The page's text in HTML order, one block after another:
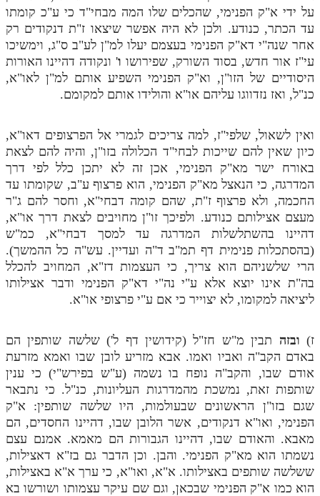
על ידי א"ק הפנימי, שהכלים שלו המה מבחי"ד כי ע"כ קומתו
עד הכתר, כנודע. ולכן לא היה אפשר שיצאו ז"ת דנקודים רק
אחר שנה"י דא"ק הפנימי בעצמם יעלו למ"ן לע"ב ס"ג, וימשיכו
עי"ז אור חדש, בסוד השורק, שפירושו ו' ונקודה דהיינו האורות
היסודיים של הזו"ן, וא"ק הפנימי השפיע אותם למ"ן לאו"א,
כנ"ל, ואז נזדווגו עליהם או"א והולידו אותם למקומם.
ואין לשאול, שלפי"ז, למה צריכים לגמרי אל הפרצופים דאו"א,
כיון שאין להם שייכות לבחי"ד הכלולה בזו"ן, והיה להם לצאת
באורח ישר מא"ק הפנימי, אכן זה לא יתכן כלל לפי דרך
המדרגה, כי הנאצל מא"ק הפנימי, הוא פרצוף ע"ב, שקומתו עד
החכמה, ולא פרצוף ז"ת, שהם קומה דבחי"א, וחסר להם ג"ר
מעצם אצילותם כנודע. ולפיכך זו"ן מחויבים לצאת דרך או"א,
דהיינו בהשתלשלות המדרגה עד למסך דבחי"א, כמ"ש
(בהסתכלות פנימית דף תמ"ב ד"ה ועדיין. עש"ה כל ההמשך).
הרי שלשניהם הוא צריך, כי העצמות דז"א, המחויב להכלל
בה"ת אינו יוצא אלא ע"י נה"י דא"ק הפנימי ודבר אצילותו
ליציאה למקומו, לא יצוייר כי אם ע"י פרצופי או"א.
ז) ובזה תבין מ"ש חז"ל (קידושין דף ל') שלשה שותפין הם
באדם הקב"ה ואביו ואמו. אבא מזריע לובן שבו ואמא מזרעת
אודם שבו, והקב"ה נופח בו נשמה (ע"ש בפירש"י) כי ענין
שותפות זאת, נמשכת מהמדרגות העליונות, כנ"ל. כי נתבאר
שגם בזו"ן הראשונים שבעולמות, היו שלשה שותפין: א"ק
הפנימי, ואו"א דנקודים, אשר הלובן שבו, דהיינו החסדים, הם
מאבא. והאודם שבו, דהיינו הגבורות הם מאמא. אמנם עצם
נשמתו הוא מא"ק הפנימי. והבן. וכן הדבר גם בז"א דאצילות,
ששלשה שותפים באצילותו. א"א, ואו"א, כי ערך א"א באצילות,
הוא כמו א"ק הפנימי שבכאן, וגם שם עיקר עצמותו ושורשו בא